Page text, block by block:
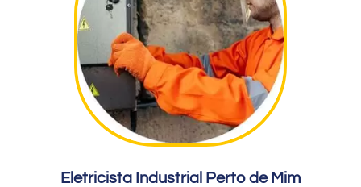
Eletricista Industrial Perto de Mim